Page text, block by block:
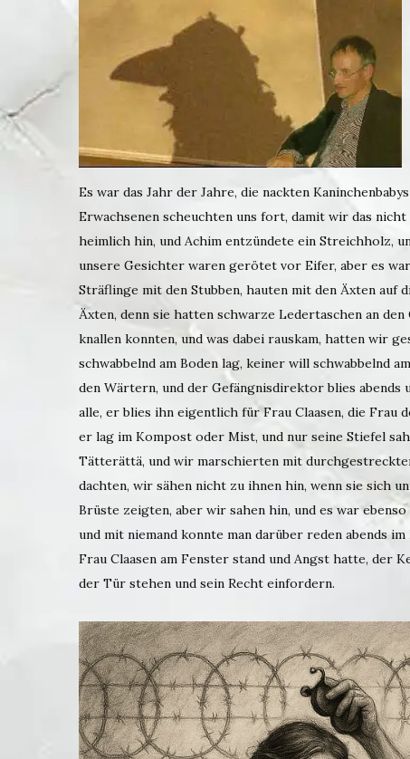
Es war das Jahr der Jahre, die nackten
Erwachsenen scheuchten uns fort, damit wir das
heimlich hin, und Achim entzündete ein Streichholz,
unsere Gesichter waren gerötet vor Eifer, aber es
Sträflinge mit den Stubben, hauten mit den Äxten auf
Äxten, denn sie hatten schwarze Ledertaschen an
knallen konnten, und was dabei rauskam, hatten wir
schwabbelnd am Boden lag, keiner will schwabbelnd
den Wärtern, und der Gefängnisdirektor blies
alle, er blies ihn eigentlich für Frau Claasen, die Frau
er lag im Kompost oder Mist, und nur seine Stiefel
Tätterättä, und wir marschierten mit
dachten, wir sähen nicht zu ihnen hin, wenn sie sich
Brüste zeigten, aber wir sahen hin, und es war
und mit niemand konnte man darüber reden abends
Frau Claasen am Fenster stand und Angst hatte, der
der Tür stehen und sein Recht einfordern.